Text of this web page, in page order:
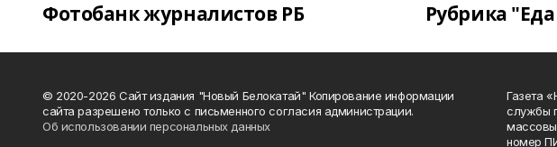
Фотобанк журналистов РБ Рубрика
© 2020-2026 Сайт издания "Новый Белокатай" Копирование информации
сайта разрешено только с письменного согласия администрации.
Об использовании персональных данных
Газета
службы
номер